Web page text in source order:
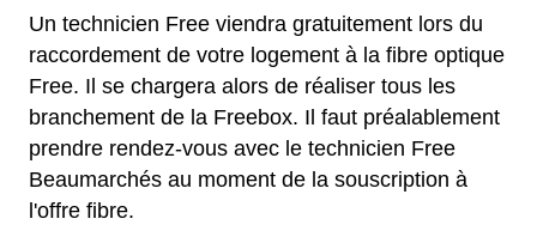
Un technicien Free viendra gratuitement lors du
raccordement de votre logement à la fibre optique
Free. Il se chargera alors de réaliser tous les
branchement de la Freebox. Il faut préalablement
prendre rendez-vous avec le technicien Free
Beaumarchés au moment de la souscription à
l'offre fibre.